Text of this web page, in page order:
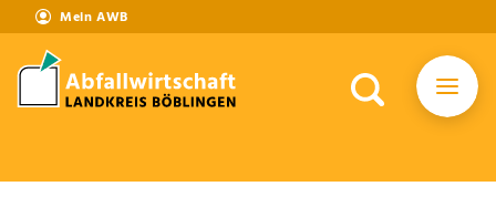
Mein AWB